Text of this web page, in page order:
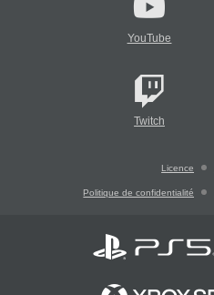
YouTube
Twitch
Licence
Politique de confidentialité